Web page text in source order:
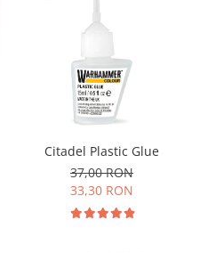
Citadel Plastic Glue
37,00 RON
33,30 RON